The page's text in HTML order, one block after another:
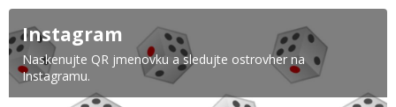
Instagram
Naskenujte QR jmenovku a sledujte ostrovher na
Instagramu.